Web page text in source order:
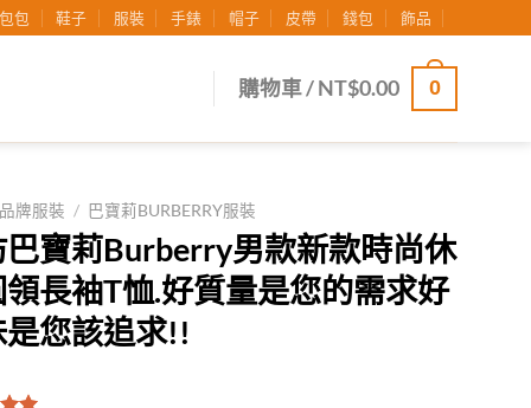
包包 鞋子 服裝 手錶 帽子 皮帶 錢包 飾品
購物車 /NT$0.00 0
牌服裝 / 巴寶莉BURBERRY服裝
寶莉Burberry男款新款時尚休
長袖T恤.好質量是您的需求好
您該追求!!